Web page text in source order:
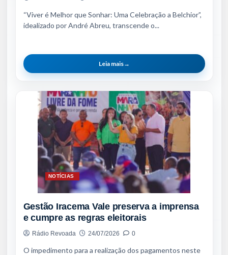
“Viver é Melhor que Sonhar: Uma Celebração a Belchior”,
idealizado por André Abreu, transcende o...
Leia mais→
NOTÍCIAS
Gestão Iracema Vale preserva a imprensa
e cumpre as regras eleitorais
Rádio Revoada 24/07/2026 0
O impedimento para a realização dos pagamentos neste